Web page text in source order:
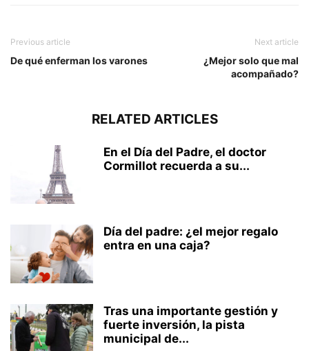
Previous article
De qué enferman los varones
Next article
¿Mejor solo que mal
acompañado?
RELATED ARTICLES
En el Día del Padre, el doctor
Cormillot recuerda a su...
Día del padre: ¿el mejor regalo
entra en una caja?
Tras una importante gestión y
fuerte inversión, la pista
municipal de...